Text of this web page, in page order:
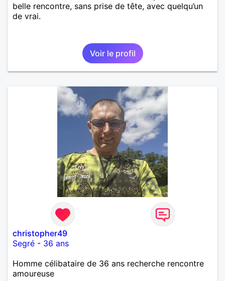
belle rencontre, sans prise de tête, avec quelqu’un
de vrai.
Voir le profil
christopher49
Segré - 36 ans
Homme célibataire de 36 ans recherche rencontre
amoureuse